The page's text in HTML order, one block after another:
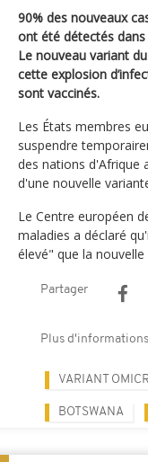
90% des nouveaux
ont été détectés
Le nouveau variant
cette explosion
sont vaccinés.
Les États membres
suspendre
des nations d'Afrique
d'une nouvelle
Le Centre européen
maladies a déclaré
élevé" que la
Partager
Plus
VARIANT
BOTSWANA